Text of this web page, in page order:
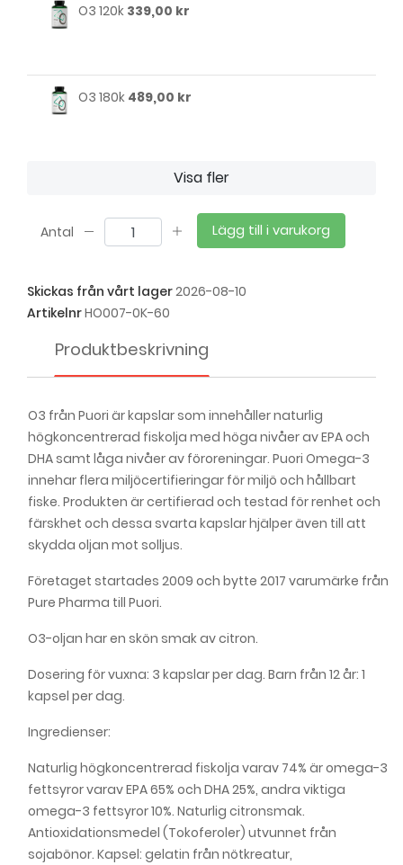
O3 120k 339,00 kr
O3 180k 489,00 kr
Visa fler
Antal Lägg till i varukorg
Skickas från vårt lager2026-08-10
ArtikelnrHO007-0K-60
Produktbeskrivning
O3 från Puori är kapslar som innehåller naturlig
högkoncentrerad fiskolja med höga nivåer av EPA och
DHA samt låga nivåer av föroreningar. Puori Omega-3
innehar flera miljöcertifieringar för miljö och hållbart
fiske. Produkten är certifierad och testad för renhet och
färskhet och dessa svarta kapslar hjälper även till att
skydda oljan mot solljus.
Företaget startades 2009 och bytte 2017 varumärke från
Pure Pharma till Puori.
O3-oljan har en skön smak av citron.
Dosering för vuxna: 3 kapslar per dag. Barn från 12 år: 1
kapsel per dag.
Ingredienser:
Naturlig högkoncentrerad fiskolja varav 74% är omega-3
fettsyror varav EPA 65% och DHA 25%, andra viktiga
omega-3 fettsyror 10%. Naturlig citronsmak.
Antioxidationsmedel (Tokoferoler) utvunnet från
sojabönor. Kapsel: gelatin från nötkreatur,